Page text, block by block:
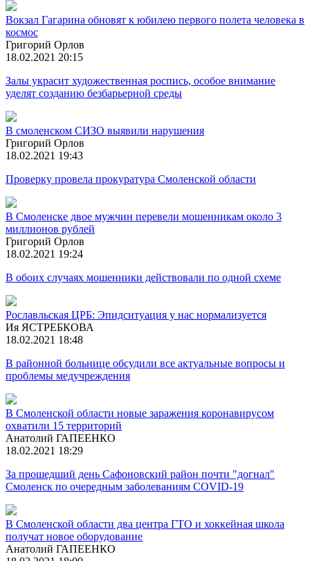
Вокзал Гагарина обновят к юбилею первого полета человека в
космос
Григорий Орлов
18.02.2021 20:15
Залы украсит художественная роспись, особое внимание
уделят созданию безбарьерной среды
В смоленском СИЗО выявили нарушения
Григорий Орлов
18.02.2021 19:43
Проверку провела прокуратура Смоленской области
В Смоленске двое мужчин перевели мошенникам около 3
миллионов рублей
Григорий Орлов
18.02.2021 19:24
В обоих случаях мошенники действовали по одной схеме
Рославльская ЦРБ: Эпидситуация у нас нормализуется
Ия ЯСТРЕБКОВА
18.02.2021 18:48
В районной больнице обсудили все актуальные вопросы и
проблемы медучреждения
В Смоленской области новые заражения коронавирусом
охватили 15 территорий
Анатолий ГАПЕЕНКО
18.02.2021 18:29
За прошедший день Сафоновский район почти "догнал"
Смоленск по очередным заболеваниям COVID-19
В Смоленской области два центра ГТО и хоккейная школа
получат новое оборудование
Анатолий ГАПЕЕНКО